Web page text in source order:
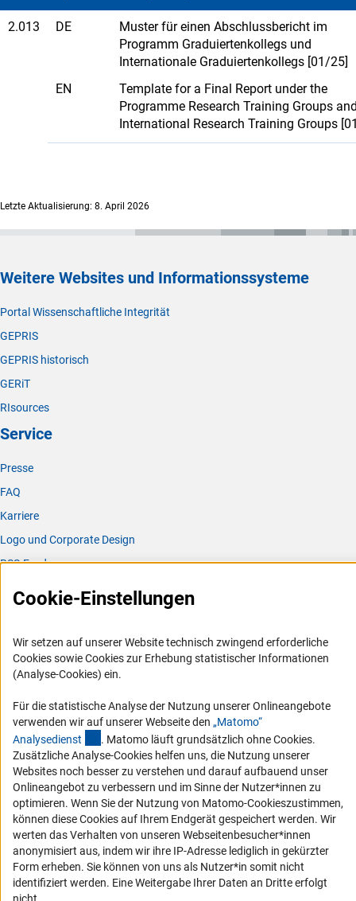
2.013 DE
Muster für einen Abschlussbericht im
Programm Graduiertenkollegs und
Internationale Graduiertenkollegs [01/25]
EN
Template for a Final Report under the
Programme Research Training Groups
International Research Training Groups
Letzte Aktualisierung: 8. April 2026
Weitere Websites und Informationssysteme
Portal Wissenschaftliche Integrität
GEPRIS
GEPRIS historisch
GERiT
RIsources
Service
Presse
FAQ
Karriere
Logo und Corporate Design
RSS-Feeds
Barrierefreiheit
Service und Informationen für Menschen mit Behinderungen
Barriere melden
DFG-aktuell
Erhalten Sie Neuigkeiten aus der DFG direkt in Ihr Mailpostfach oder
schauen Sie sich die Ausgaben online an.
Zum Newsletter
Cookie-Einstellungen
Wir setzen auf unserer Website technisch zwingend erforderliche
Cookies sowie Cookies zur Erhebung statistischer Informationen
(Analyse-Cookies) ein.
Für die statistische Analyse der Nutzung unserer Onlineangebote
verwenden wir auf unserer Webseite den „Matomo“
Analysedienst (externer Link)
. Matomo läuft grundsätzlich ohne Cookies.
Zusätzliche Analyse-Cookies helfen uns, die Nutzung unserer
Websites noch besser zu verstehen und darauf aufbauend unser
Onlineangebot zu verbessern und im Sinne der Nutzer*innen zu
optimieren. Wenn Sie der Nutzung von Matomo-Cookieszustimmen,
können diese Cookies auf Ihrem Endgerät gespeichert werden. Wir
werten das Verhalten von unseren Webseitenbesucher*innen
anonymisiert aus, indem wir ihre IP-Adresse lediglich in gekürzter
Form erheben. Sie können von uns als Nutzer*in somit nicht
identifiziert werden. Eine Weitergabe Ihrer Daten an Dritte erfolgt